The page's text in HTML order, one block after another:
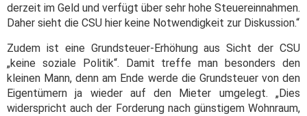
derzeit im Geld und verfügt über sehr hohe Steuereinnahmen.
Daher sieht die CSU hier keine Notwendigkeit zur Diskussion.“
Zudem ist eine Grundsteuer-Erhöhung aus Sicht der CSU
„keine soziale Politik“. Damit treffe man besonders den
kleinen Mann, denn am Ende werde die Grundsteuer von den
Eigentümern ja wieder auf den Mieter umgelegt. „Dies
widerspricht auch der Forderung nach günstigem Wohnraum,